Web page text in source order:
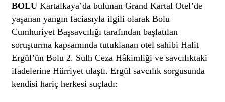
BOLUKartalkaya’da bulunan Grand Kartal Otel’de
yaşanan yangın faciasıyla ilgili olarak Bolu
Cumhuriyet Başsavcılığı tarafından başlatılan
soruşturma kapsamında tutuklanan otel sahibi Halit
Ergül’ün Bolu 2. Sulh Ceza Hâkimliği ve savcılıktaki
ifadelerine Hürriyet ulaştı. Ergül savcılık sorgusunda
kendisi hariç herkesi suçladı: